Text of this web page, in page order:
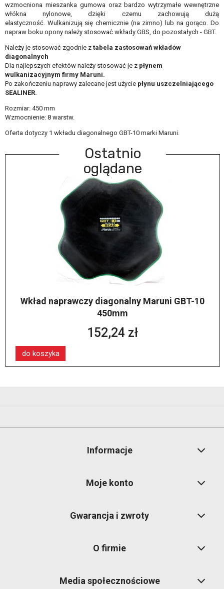
wzmocniona mieszanka gumowa oraz bardzo wytrzymałe wewnętrzne
włókna nylonowe, dzięki czemu zachowują dużą
elastyczność. Wulkanizują się chemicznie (na zimno) lub na gorąco. Do
napraw boku opony należy stosować wkłady GBS, do pozostałych - GBT.
Należy je stosować zgodnie z tabela zastosowań wkładów
diagonalnych
Dla najlepszych efektów należy stosować je z płynem
wulkanizacyjnym firmy Maruni.
Po zakończeniu naprawy zalecane jest użycie płynu uszczelniającego
SEALINER.
Rozmiar: 450 mm
Wzmocnienie: 8 warstw.
Oferta dotyczy 1 wkładu diagonalnego GBT-10 marki Maruni.
Ostatnio
oglądane
Wkład naprawczy diagonalny Maruni GBT-10
450mm
152,24 zł
do koszyka
Informacje
Moje konto
Gwarancja i zwroty
O firmie
Media społecznościowe